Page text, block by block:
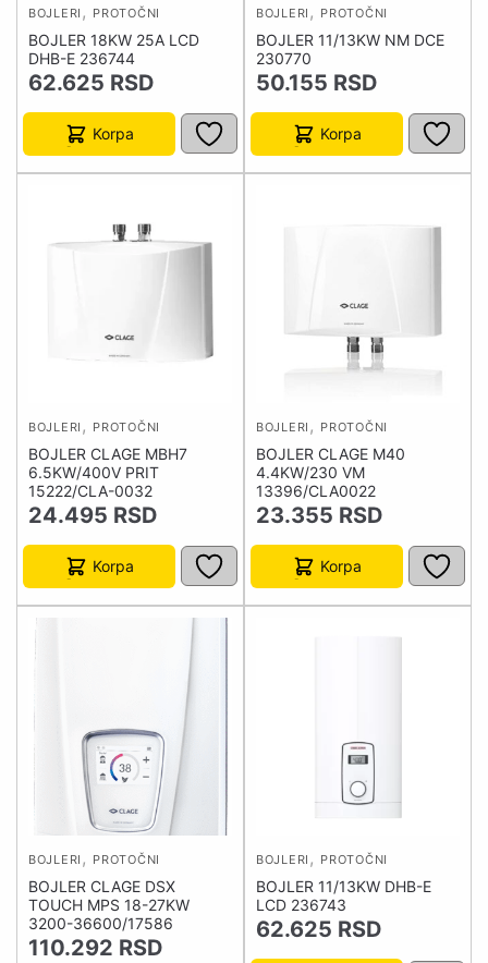
BOJLERI , PROTOČNI
BOJLER 18KW 25A LCD
DHB-E 236744
62.625 RSD
Korpa
BOJLERI , PROTOČNI
BOJLER 11/13KW NM DCE
230770
50.155 RSD
Korpa
BOJLERI , PROTOČNI
BOJLER CLAGE MBH7
6.5KW/400V PRIT
15222/CLA-0032
24.495 RSD
Korpa
BOJLERI , PROTOČNI
BOJLER CLAGE M40
4.4KW/230 VM
13396/CLA0022
23.355 RSD
Korpa
BOJLERI , PROTOČNI
BOJLER CLAGE DSX
TOUCH MPS 18-27KW
3200-36600/17586
110.292 RSD
BOJLERI , PROTOČNI
BOJLER 11/13KW DHB-E
LCD 236743
62.625 RSD